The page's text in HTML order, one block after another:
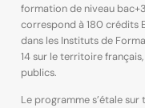
formation de niveau
correspond à 180 crédits
dans les Instituts de
14 sur le territoire
publics.
Le programme s’étale